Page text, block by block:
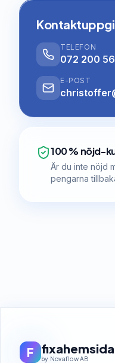
TELEFON
072 200
E-POST
100 % nöjd-
Är du inte nöjd
pengarna
F by Novaflow AB